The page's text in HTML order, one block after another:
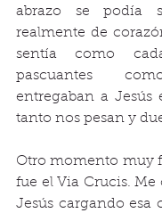
abrazo se podía
realmente de
sentía como
pascuantes
entregaban a Jesús
tanto nos pesan y
Otro momento muy
fue el Via Crucis.
Jesús cargando esa